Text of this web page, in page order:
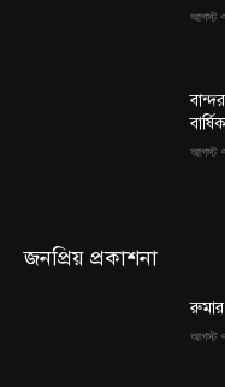
আগস্ট
আগস্ট
জনপ্রিয় প্রকাশনা
আগস্ট